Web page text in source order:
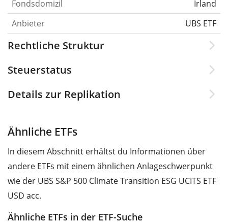
Fondsdomizil
Irland
Anbieter
UBS ETF
Rechtliche Struktur
Steuerstatus
Details zur Replikation
Ähnliche ETFs
In diesem Abschnitt erhältst du Informationen über
andere ETFs mit einem ähnlichen Anlageschwerpunkt
wie der UBS S&P 500 Climate Transition ESG UCITS ETF
USD acc.
Ähnliche ETFs in der ETF-Suche